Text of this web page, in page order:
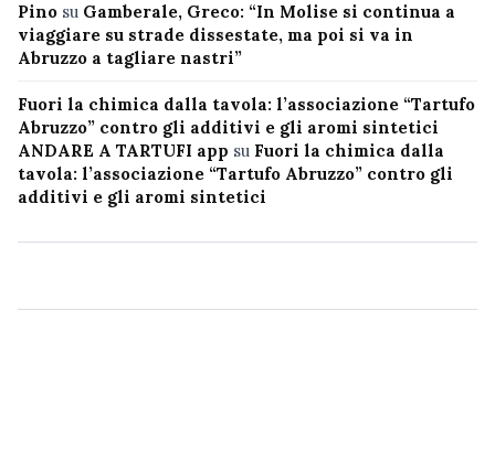
Pino su Gamberale, Greco: “In Molise si continua a
viaggiare su strade dissestate, ma poi si va in
Abruzzo a tagliare nastri”
Fuori la chimica dalla tavola: l’associazione “Tartufo
Abruzzo” contro gli additivi e gli aromi sintetici
ANDARE A TARTUFI app su Fuori la chimica dalla
tavola: l’associazione “Tartufo Abruzzo” contro gli
additivi e gli aromi sintetici